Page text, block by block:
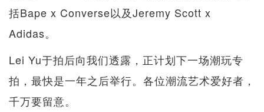
括Bape x Converse以及Jeremy Scott x
Adidas。
Lei Yu于拍后向我们透露，正计划下一场潮玩专
拍，最快是一年之后举行。各位潮流艺术爱好者，
千万要留意。